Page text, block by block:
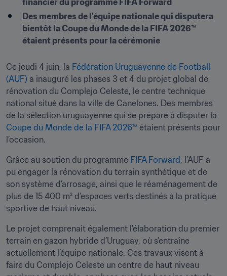
financier du programme FIFA Forward
Des membres de l’équipe nationale qui disputera
bientôt la Coupe du Monde de la FIFA 2026™
étaient présents pour la cérémonie
Ce jeudi 4 juin, la Fédération Uruguayenne de Football
(AUF) a inauguré les phases 3 et 4 du projet global de
rénovation du Complejo Celeste, le centre technique
national situé dans la ville de Canelones. Des membres
Coupe du Monde de la FIFA 2026™ étaient présents pour
l’occasion.
Grâce au soutien du programme FIFA Forward , l’AUF a
pu engager la rénovation du terrain synthétique et de
son système d’arrosage, ainsi que le réaménagement de
plus de 15 400 m² d’espaces verts destinés à la pratique
sportive de haut niveau.
Le projet comprenait également l’élaboration du premier
terrain en gazon hybride d’Uruguay, où s’entraîne
actuellement l’équipe nationale. Ces travaux visent à
faire du Complejo Celeste un centre de haut niveau